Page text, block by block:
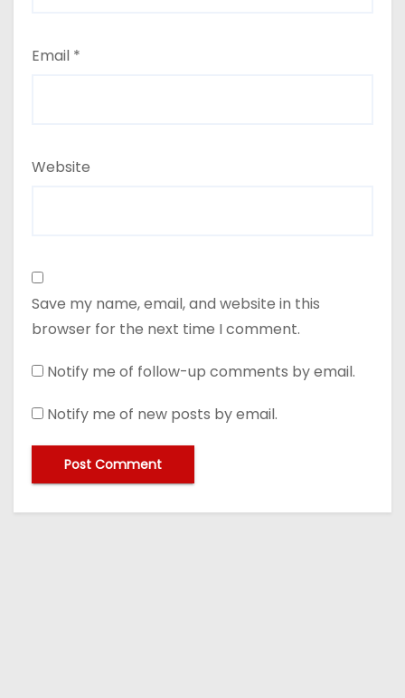
Email *
Website
Save my name, email, and website in this
browser for the next time I comment.
Notify me of follow-up comments by email.
Notify me of new posts by email.